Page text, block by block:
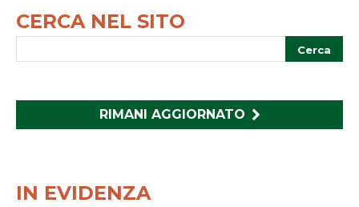
CERCA NEL SITO
RIMANI AGGIORNATO
IN EVIDENZA